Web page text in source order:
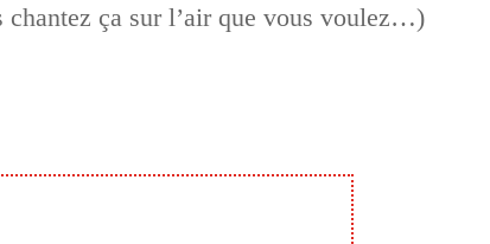
chantez ça sur l’air que vous voulez…)